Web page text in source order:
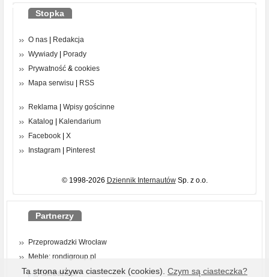
Stopka
O nas
Redakcja
Wywiady
Porady
Prywatność & cookies
Mapa serwisu
RSS
Reklama
Wpisy gościnne
Katalog
Kalendarium
Facebook
X
Instagram
Pinterest
© 1998-2026 Dziennik InternautówSp. z o.o.
Partnerzy
Przeprowadzki Wrocław
Meble: rondigroup.pl
Ta strona używa ciasteczek (cookies). Czym są ciasteczka?